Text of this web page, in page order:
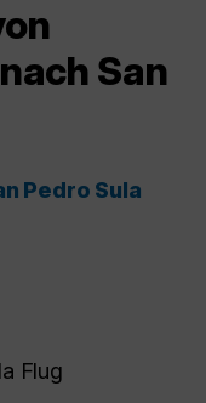
San
Pedro Sula
Flug